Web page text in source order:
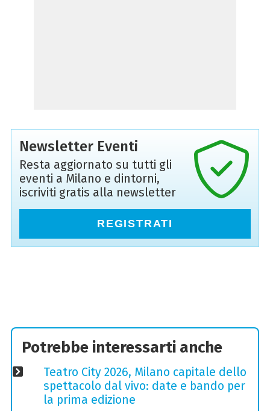
Newsletter Eventi
Resta aggiornato su tutti gli
eventi a Milano e dintorni,
iscriviti gratis alla newsletter
REGISTRATI
Potrebbe interessarti anche
Teatro City 2026, Milano capitale dello
spettacolo dal vivo: date e bando per
la prima edizione